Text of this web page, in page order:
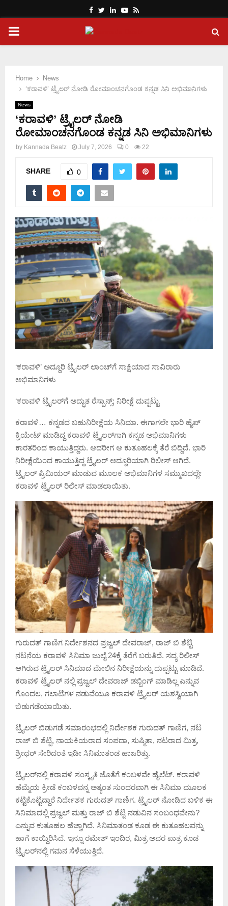
Facebook
Twitter
LinkedinYoutube
Rss
PRIMARY
Home
News
‘ಕರಾವಳಿ’ ಟ್ರೈಲರ್ ನೋಡಿ ರೋಮಾಂಚನಗೊಂಡ ಕನ್ನಡ ಸಿನಿ ಅಭಿಮಾನಿಗಳು
News
‘ಕರಾವಳಿ’ ಟ್ರೈಲರ್ ನೋಡಿ
ರೋಮಾಂಚನಗೊಂಡ ಕನ್ನಡ ಸಿನಿ ಅಭಿಮಾನಿಗಳು
by Kannada Beatz July 7, 2026 0 22
SHARE 0
‘ಕರಾವಳಿ’ ಅದ್ದೂರಿ ಟ್ರೈಲರ್‌ ಲಾಂಚ್‌ಗೆ ಸಾಕ್ಷಿಯಾದ ಸಾವಿರಾರು
ಅಭಿಮಾನಿಗಳು
‘ಕರಾವಳಿ ಟ್ರೈಲರ್‌ಗೆ ಅದ್ಭುತ ರೆಸ್ಪಾನ್ಸ್; ನಿರೀಕ್ಷೆ ದುಪ್ಪಟ್ಟು
ಕರಾವಳಿ… ಕನ್ನಡದ ಬಹುನಿರೀಕ್ಷೆಯ ಸಿನಿಮಾ. ಈಗಾಗಲೇ ಭಾರಿ ಹೈಪ್
ಕ್ರಿಯೇಟ್ ಮಾಡಿದ್ದ ಕರಾವಳಿ ಟ್ರೈಲರ್‌ಗಾಗಿ ಕನ್ನಡ ಅಭಿಮಾನಿಗಳು
ಕಾರತರಿಂದ ಕಾಯುತ್ತಿದ್ದರು. ಆದರೀಗ ಆ ಕುತೂಹಲಕ್ಕೆ ತೆರೆ ಬಿದ್ದಿದೆ. ಭಾರಿ
ನಿರೀಕ್ಷೆಯಿಂದ ಕಾಯುತ್ತಿದ್ದ ಟ್ರೈಲರ್ ಅದ್ದೂರಿಯಾಗಿ ರಿಲೀಸ್ ಆಗಿದೆ.
ಟ್ರೈಲರ್‌ ಪ್ರಿಮಿಯರ್ ಮಾಡುವ ಮೂಲಕ ಅಭಿಮಾನಿಗಳ ಸಮ್ಮುಖದಲ್ಲೇ
ಕರಾವಳಿ ಟ್ರೈಲರ್ ರಿಲೀಸ್ ಮಾಡಲಾಯಿತು.
ಗುರುದತ್ ಗಾಣಿಗ ನಿರ್ದೇಶನದ ಪ್ರಜ್ವಲ್ ದೇವರಾಜ್, ರಾಜ್ ಬಿ ಶೆಟ್ಟಿ
ನಟನೆಯ ಕರಾವಳಿ ಸಿನಿಮಾ ಜುಲೈ 24ಕ್ಕೆ ತೆರೆಗೆ ಬರುತಿದೆ. ಸದ್ಯ ರಿಲೀಸ್
ಆಗಿರುವ ಟ್ರೈಲರ್ ಸಿನಿಮಾದ ಮೇಲಿನ ನಿರೀಕ್ಷೆಯನ್ನು ದುಪ್ಪಟ್ಟು ಮಾಡಿದೆ.
ಕರಾವಳಿ ಟ್ರೈಲರ್ ನಲ್ಲಿ ಪ್ರಜ್ವಲ್ ದೇವರಾಜ್ ಡಬ್ಬಿಂಗ್ ಮಾಡಿಲ್ಲ ಎನ್ನುವ
ಗೊಂದಲ, ಗಲಾಟೆಗಳ ನಡುವೆಯೂ ಕರಾವಳಿ ಟ್ರೈಲರ್ ಯಶಸ್ವಿಯಾಗಿ
ಬಿಡುಗಡೆಯಾಯಿತು.
ಟ್ರೈಲರ್ ಬಿಡುಗಡೆ ಸಮಾರಂಭದಲ್ಲಿ ನಿರ್ದೇಶಕ ಗುರುದತ್ ಗಾಣಿಗ, ನಟ
ರಾಜ್ ಬಿ ಶೆಟ್ಟಿ, ನಾಯಕಿಯರಾದ ಸಂಪದಾ, ಸುಷ್ಮಿತಾ, ನಟರಾದ ಮಿತ್ರ,
ಶ್ರೀಧರ್ ಸೇರಿದಂತೆ ಇಡೀ ಸಿನಿಮಾತಂಡ ಹಾಜರಿತ್ತು.
ಟ್ರೈಲರ್‍‌ನಲ್ಲಿ ಕರಾವಳಿ ಸಂಸ್ಕೃತಿ ಜೊತೆಗೆ ಕಂಬಳವೇ ಹೈಲೆಟ್. ಕರಾವಳಿ
ಹೆಮ್ಮೆಯ ಕ್ರೀಡೆ ಕಂಬಳವನ್ನ ಅತ್ಯಂತ ಸುಂದರವಾಗಿ ಈ ಸಿನಿಮಾ ಮೂಲಕ
ಕಟ್ಟಿಕೊಟ್ಟಿದ್ದಾರೆ ನಿರ್ದೇಶಕ ಗುರುದತ್ ಗಾಣಿಗ. ಟ್ರೈಲರ್ ನೋಡಿದ ಬಳಿಕ ಈ
ಸಿನಿಮಾದಲ್ಲಿ ಪ್ರಜ್ವಲ್ ಮತ್ತು ರಾಜ್ ಬಿ ಶೆಟ್ಟಿ ನಡುವಿನ ಸಂಬಂಧವೇನು?
ಎನ್ನುವ ಕುತೂಹಲ ಹೆಚ್ಚಾಗಿದೆ. ಸಿನಿಮಾತಂಡ ಕೂಡ ಈ ಕುತೂಹಲವನ್ನು
ಹಾಗೆ ಕಾಯ್ದಿರಿಸಿದೆ. ಇನ್ನೂ ರಮೇಶ್ ಇಂದಿರ, ಮಿತ್ರ ಅವರ ಪಾತ್ರ ಕೂಡ
ಟ್ರೈಲರ್‌ನಲ್ಲಿ ಗಮನ ಸೆಳೆಯುತ್ತಿದೆ.